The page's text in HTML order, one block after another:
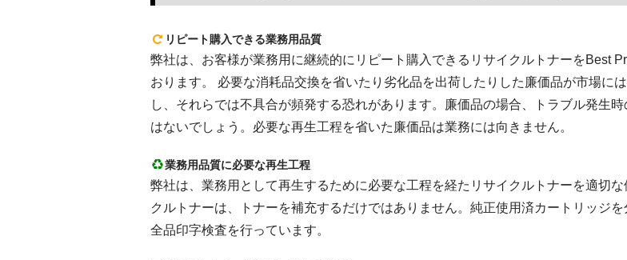
リピート購入できる業務用品質
弊社は、お客様が業務用に継続的にリピート購入できるリサイクルトナーをBest
おります。 必要な消耗品交換を省いたり劣化品を出荷したりした廉価品が市場に
し、それらでは不具合が頻発する恐れがあります。廉価品の場合、トラブル発生
はないでしょう。必要な再生工程を省いた廉価品は業務には向きません。
業務用品質に必要な再生工程
弊社は、業務用として再生するために必要な工程を経たリサイクルトナーを適切
クルトナーは、トナーを補充するだけではありません。純正使用済カートリッジ
全品印字検査を行っています。